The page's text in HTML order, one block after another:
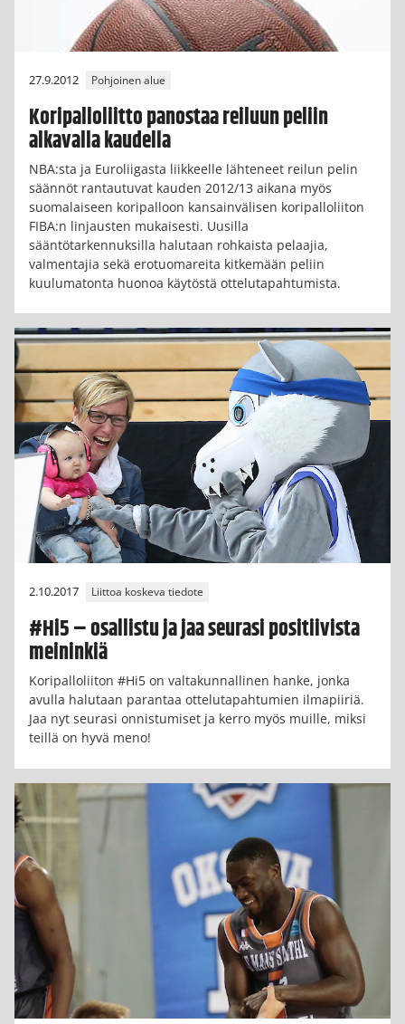
27.9.2012 Pohjoinen alue
Koripalloliitto panostaa reiluun peliin
alkavalla kaudella
NBA:sta ja Euroliigasta liikkeelle lähteneet reilun pelin
säännöt rantautuvat kauden 2012/13 aikana myös
suomalaiseen koripalloon kansainvälisen koripalloliiton
FIBA:n linjausten mukaisesti. Uusilla
sääntötarkennuksilla halutaan rohkaista pelaajia,
valmentajia sekä erotuomareita kitkemään peliin
kuulumatonta huonoa käytöstä ottelutapahtumista.
2.10.2017 Liittoa koskeva tiedote
#Hi5 – osallistu ja jaa seurasi positiivista
meininkiä
Koripalloliiton #Hi5 on valtakunnallinen hanke, jonka
avulla halutaan parantaa ottelutapahtumien ilmapiiriä.
Jaa nyt seurasi onnistumiset ja kerro myös muille, miksi
teillä on hyvä meno!